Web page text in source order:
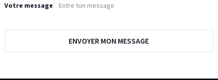
Votre message